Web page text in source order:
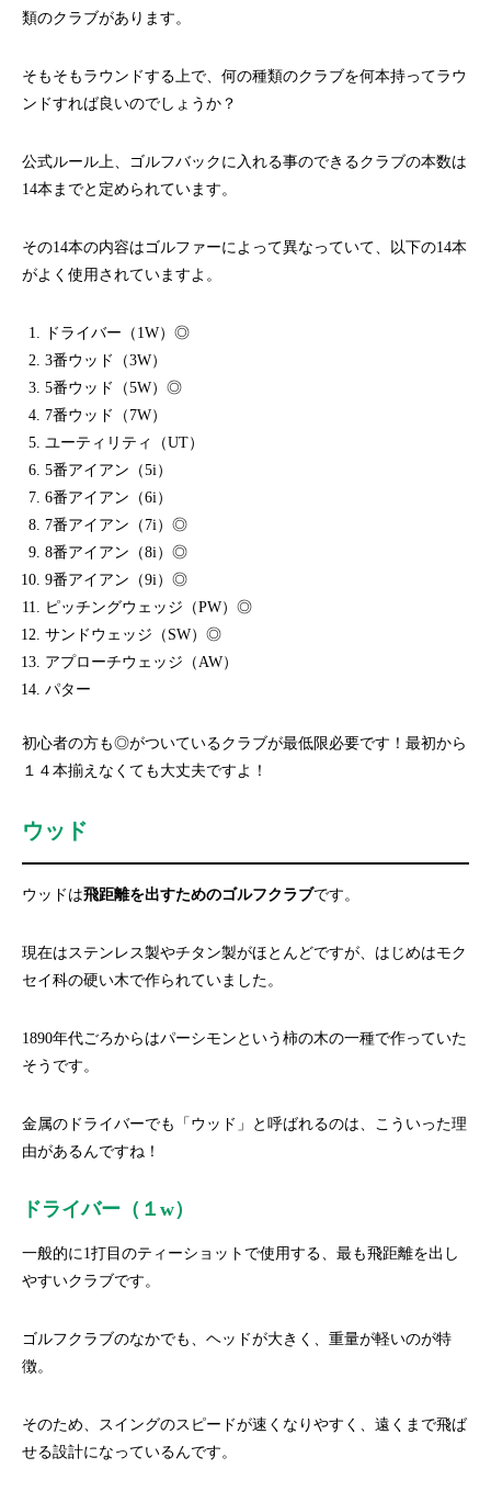
類のクラブがあります。
そもそもラウンドする上で、何の種類のクラブを何本持ってラウ
ンドすれば良いのでしょうか？
公式ルール上、ゴルフバックに入れる事のできるクラブの本数は
14本までと定められています。
その14本の内容はゴルファーによって異なっていて、以下の14本
がよく使用されていますよ。
ドライバー（1W）◎
3番ウッド（3W）
5番ウッド（5W）◎
7番ウッド（7W）
ユーティリティ（UT）
5番アイアン（5i）
6番アイアン（6i）
7番アイアン（7i）◎
8番アイアン（8i）◎
9番アイアン（9i）◎
ピッチングウェッジ（PW）◎
サンドウェッジ（SW）◎
アプローチウェッジ（AW）
パター
初心者の方も◎がついているクラブが最低限必要です！最初から
１４本揃えなくても大丈夫ですよ！
ウッド
ウッドは飛距離を出すためのゴルフクラブです。
現在はステンレス製やチタン製がほとんどですが、はじめはモク
セイ科の硬い木で作られていました。
1890年代ごろからはパーシモンという柿の木の一種で作っていた
そうです。
金属のドライバーでも「ウッド」と呼ばれるのは、こういった理
由があるんですね！
ドライバー（１w）
一般的に1打目のティーショットで使用する、最も飛距離を出し
やすいクラブです。
ゴルフクラブのなかでも、ヘッドが大きく、重量が軽いのが特
徴。
そのため、スイングのスピードが速くなりやすく、遠くまで飛ば
せる設計になっているんです。